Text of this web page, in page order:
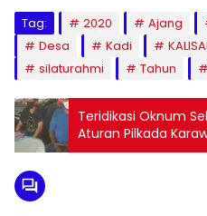
Tag: 2020 Ajang
Desa
Kadi
silaturahmi
Tahun
Teridikasi Oknum
Aturan Pilkada